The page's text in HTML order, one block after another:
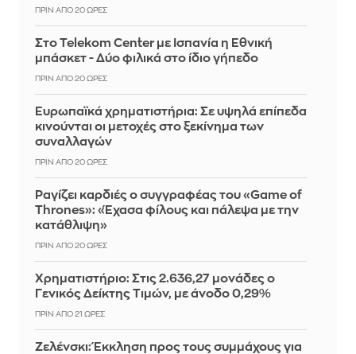
ΠΡΙΝ ΑΠΌ 20 ΏΡΕΣ
Στο Telekom Center με Ισπανία η Εθνική
μπάσκετ - Δύο φιλικά στο ίδιο γήπεδο
ΠΡΙΝ ΑΠΌ 20 ΏΡΕΣ
Ευρωπαϊκά χρηματιστήρια: Σε υψηλά επίπεδα
κινούνται οι μετοχές στο ξεκίνημα των
συναλλαγών
ΠΡΙΝ ΑΠΌ 20 ΏΡΕΣ
Ραγίζει καρδιές ο συγγραφέας του «Game of
Thrones»: «Έχασα φίλους και πάλεψα με την
κατάθλιψη»
ΠΡΙΝ ΑΠΌ 20 ΏΡΕΣ
Χρηματιστήριο: Στις 2.636,27 μονάδες ο
Γενικός Δείκτης Τιμών, με άνοδο 0,29%
ΠΡΙΝ ΑΠΌ 21 ΏΡΕΣ
Ζελένσκι: Έκκληση προς τους συμμάχους για